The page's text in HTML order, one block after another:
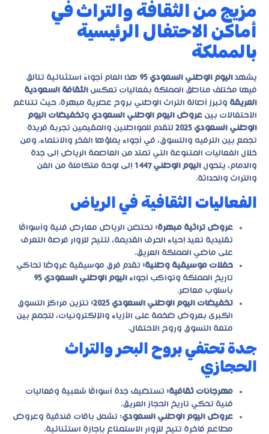
مزيج من الثقافة والتراث في
أماكن الاحتفال الرئيسية
بالمملكة
يشهد اليوم الوطني السعودي 95
هذا العام أجواءً استثنائية تتألق
فيها مختلف مناطق المملكة بفعاليات تعكس الثقافة السعودية
العريقة وتبرز أصالة التراث الوطني بروح عصرية مبهرة. حيث تتناغم
الاحتفالات بين عروض اليوم الوطني السعودي وتخفيضات اليوم
الوطني السعودي 2025
لتقدم للمواطنين والمقيمين تجربة فريدة
تجمع بين الترفيه والتسوق، في أجواء يملؤها الفخر والانتماء. ومن
خلال الفعاليات المتنوعة التي تمتد من العاصمة الرياض إلى جدة
والدمام، يتحول اليوم الوطني 1447
إلى لوحة متكاملة من الفن
والتراث والحداثة.
الفعاليات الثقافية في الرياض
عروض تراثية مبهرة: تحتضن الرياض معارض فنية وأسواقًا
تقليدية تعيد إحياء الحرف القديمة، لتتيح للزوار فرصة التعرف
على ماضي المملكة العريق.
حفلات موسيقية وطنية: تقدم فرق موسيقية عروضًا تحاكي
تاريخ المملكة وتواكب أجواء اليوم الوطني السعودي 95
بأسلوب معاصر.
تخفيضات اليوم الوطني السعودي 2025:
تتزين مراكز التسوق
الكبرى بعروض ضخمة على الأزياء والإلكترونيات، لتجمع بين
متعة التسوق وروح الاحتفال.
جدة تحتفي بروح البحر والتراث
الحجازي
مهرجانات ثقافية: تستضيف جدة أسواقًا شعبية وفعاليات
فنية تحكي تاريخ الحجاز العريق.
عروض اليوم الوطني السعودي: تشمل باقات فندقية وعروض
مطاعم فاخرة تتيح للزوار الاستمتاع بإجازة استثنائية.